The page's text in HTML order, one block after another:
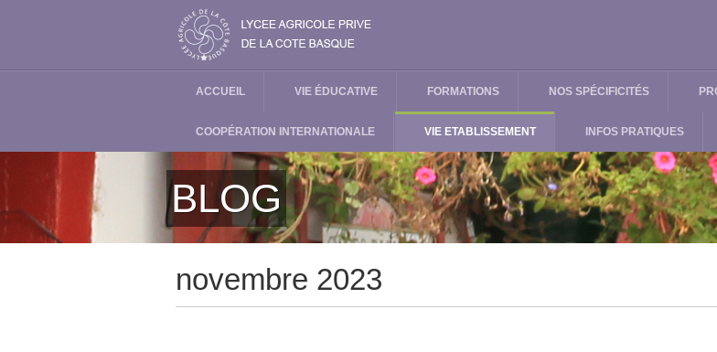
ACCUEIL VIE ÉDUCATIVE FORMATIONS NOS SPÉCIFICITÉS
COOPÉRATION INTERNATIONALE VIE ETABLISSEMENT INFOS PRATIQUES
BLOG
novembre 2023